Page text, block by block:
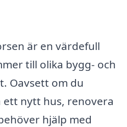
är en värdefull
till olika bygg- och
Oavsett om du
nytt hus, renovera
hjälp med